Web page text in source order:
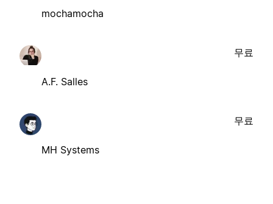
mochamocha
A.F. Salles
무료
MH Systems
무료